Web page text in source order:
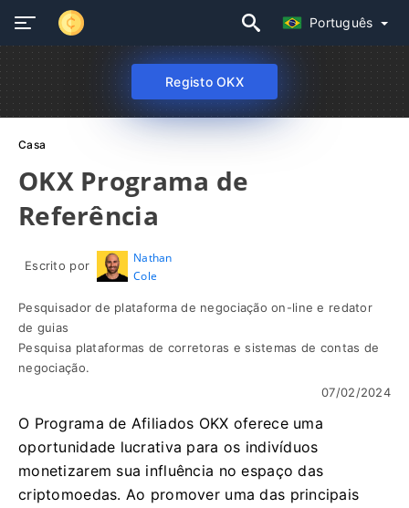
Português
Registo OKX
Casa
OKX Programa de
Referência
Escrito por
Nathan
Cole
Pesquisador de plataforma de negociação on-line e redator
de guias
Pesquisa plataformas de corretoras e sistemas de contas de
negociação.
07/02/2024
O Programa de Afiliados OKX oferece uma
oportunidade lucrativa para os indivíduos
monetizarem sua influência no espaço das
criptomoedas. Ao promover uma das principais